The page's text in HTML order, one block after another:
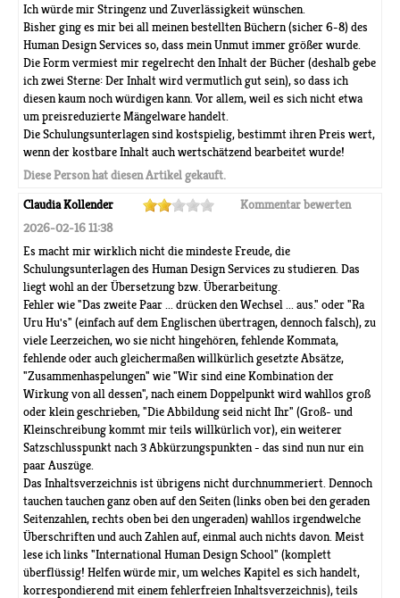
Ich würde mir Stringenz und Zuverlässigkeit wünschen.
Bisher ging es mir bei all meinen bestellten Büchern (sicher 6-8) des
Human Design Services so, dass mein Unmut immer größer wurde.
Die Form vermiest mir regelrecht den Inhalt der Bücher (deshalb gebe
ich zwei Sterne: Der Inhalt wird vermutlich gut sein), so dass ich
diesen kaum noch würdigen kann. Vor allem, weil es sich nicht etwa
um preisreduzierte Mängelware handelt.
Die Schulungsunterlagen sind kostspielig, bestimmt ihren Preis wert,
wenn der kostbare Inhalt auch wertschätzend bearbeitet wurde!
Diese Person hat diesen Artikel gekauft.
Claudia Kollender
Kommentar bewerten
2026-02-16 11:38
Es macht mir wirklich nicht die mindeste Freude, die
Schulungsunterlagen des Human Design Services zu studieren. Das
liegt wohl an der Übersetzung bzw. Überarbeitung.
Fehler wie "Das zweite Paar ... drücken den Wechsel ... aus." oder "Ra
Uru Hu's" (einfach auf dem Englischen übertragen, dennoch falsch), zu
viele Leerzeichen, wo sie nicht hingehören, fehlende Kommata,
fehlende oder auch gleichermaßen willkürlich gesetzte Absätze,
"Zusammenhaspelungen" wie "Wir sind eine Kombination der
Wirkung von all dessen", nach einem Doppelpunkt wird wahllos groß
oder klein geschrieben, "Die Abbildung seid nicht Ihr" (Groß- und
Kleinschreibung kommt mir teils willkürlich vor), ein weiterer
Satzschlusspunkt nach 3 Abkürzungspunkten - das sind nun nur ein
paar Auszüge.
Das Inhaltsverzeichnis ist übrigens nicht durchnummeriert. Dennoch
tauchen tauchen ganz oben auf den Seiten (links oben bei den geraden
Seitenzahlen, rechts oben bei den ungeraden) wahllos irgendwelche
Überschriften und auch Zahlen auf, einmal auch nichts davon. Meist
lese ich links "International Human Design School" (komplett
überflüssig! Helfen würde mir, um welches Kapitel es sich handelt,
korrespondierend mit einem fehlerfreien Inhaltsverzeichnis), teils